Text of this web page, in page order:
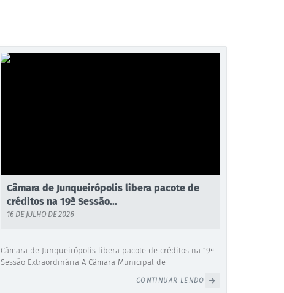
Câmara de Junqueirópolis libera pacote de
créditos na 19ª Sessão...
16 DE JULHO DE 2026
Câmara de Junqueirópolis libera pacote de créditos na 19ª
Sessão Extraordinária A Câmara Municipal de
19ª Legislatura, convocada com o objetivo de deliberar
CONTINUAR LENDO